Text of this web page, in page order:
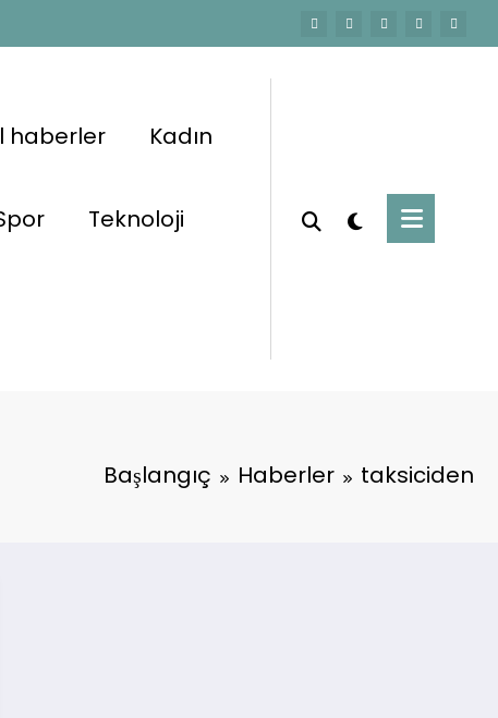
haberler Kadın
Teknoloji
Başlangıç Haberler taksiciden